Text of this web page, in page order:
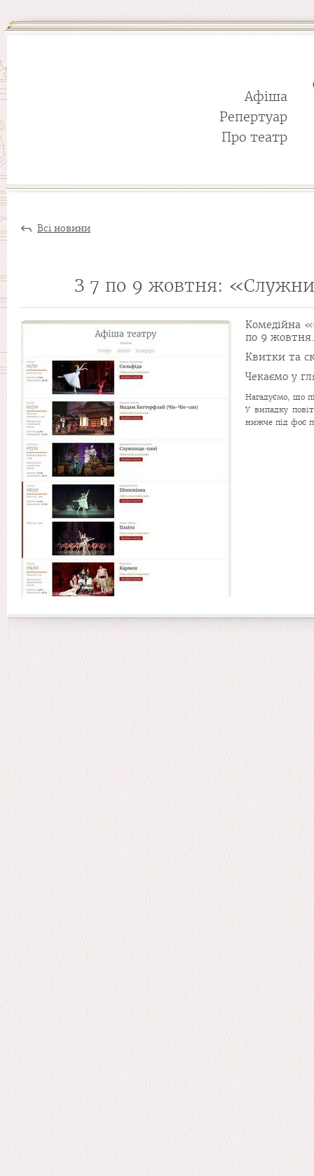
Афіша
Репертуар
Про театр
Всі новини
З 7 по 9 жовтня:
Комедійна
по 9
Квитки та
Чекаємо у
Нагадуємо, що
У випадку
нижче під фоє